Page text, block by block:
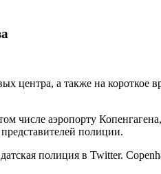
центра, а также на короткое
числе аэропорту
полиции.
полиция в Twitter.